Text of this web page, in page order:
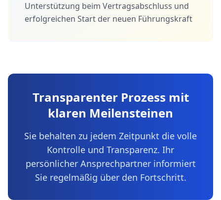
Unterstützung beim Vertragsabschluss und
erfolgreichen Start der neuen Führungskraft
Transparenter Prozess mit
klaren Meilensteinen
Sie behalten zu jedem Zeitpunkt die volle
Kontrolle und Transparenz. Ihr
persönlicher Ansprechpartner informiert
Sie regelmäßig über den Fortschritt.